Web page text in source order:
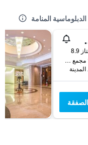
المنامة
8.9
مبنى 34، شارع 1701 مجمع 317، المنطقة الدبلوماسية, المنامة, البحرين